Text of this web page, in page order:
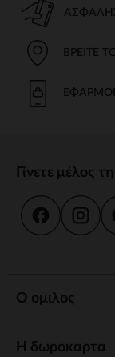
ΒΡΕΊΤΕ
Γίνετε μέλος
Ο ομιλος
Η δωροκαρτα